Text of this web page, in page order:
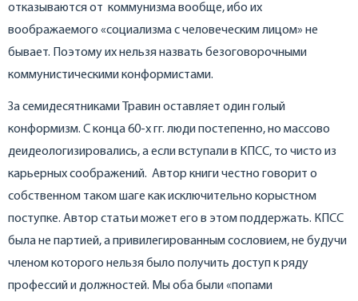
отказываются от коммунизма вообще, ибо их
воображаемого «социализма с человеческим лицом» не
бывает. Поэтому их нельзя назвать безоговорочными
коммунистическими конформистами.
За семидесятниками Травин оставляет один голый
конформизм. С конца 60-х гг. люди постепенно, но массово
деидеологизировались, а если вступали в КПСС, то чисто из
карьерных соображений. Автор книги честно говорит о
собственном таком шаге как исключительно корыстном
поступке. Автор статьи может его в этом поддержать. КПСС
была не партией, а привилегированным сословием, не будучи
членом которого нельзя было получить доступ к ряду
профессий и должностей. Мы оба были «попами